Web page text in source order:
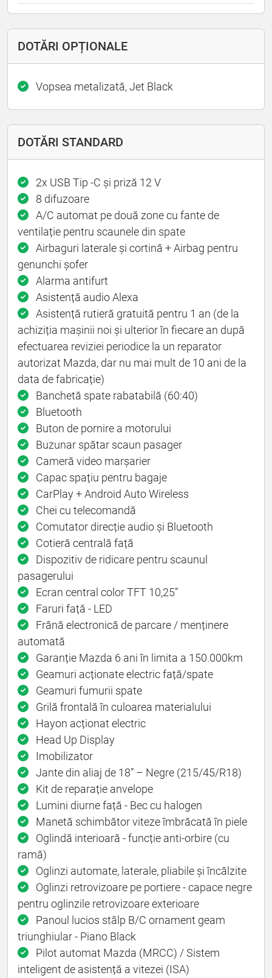
DOTĂRI OPȚIONALE
Vopsea metalizată, Jet Black
DOTĂRI STANDARD
2x USB Tip -C și priză 12 V
8 difuzoare
A/C automat pe două zone cu fante de
ventilație pentru scaunele din spate
Airbaguri laterale și cortină + Airbag pentru
genunchi șofer
Alarma antifurt
Asistență audio Alexa
Asistență rutieră gratuită pentru 1 an (de la
achiziția mașinii noi și ulterior în ﬁecare an după
efectuarea reviziei periodice la un reparator
autorizat Mazda, dar nu mai mult de 10 ani de la
data de fabricație)
Banchetă spate rabatabilă (60:40)
Bluetooth
Buton de pornire a motorului
Buzunar spătar scaun pasager
Cameră video marșarier
Capac spațiu pentru bagaje
CarPlay + Android Auto Wireless
Chei cu telecomandă
Comutator direcție audio și Bluetooth
Cotieră centrală față
Dispozitiv de ridicare pentru scaunul
pasagerului
Ecran central color TFT 10,25”
Faruri față - LED
Frână electronică de parcare / menținere
automată
Garanție Mazda 6 ani în limita a 150.000km
Geamuri acționate electric față/spate
Geamuri fumurii spate
Grilă frontală în culoarea materialului
Hayon acționat electric
Head Up Display
Imobilizator
Jante din aliaj de 18” – Negre (215/45/R18)
Kit de reparație anvelope
Lumini diurne față - Bec cu halogen
Manetă schimbător viteze îmbrăcată în piele
Oglindă interioară - funcție anti-orbire (cu
ramă)
Oglinzi automate, laterale, pliabile și încălzite
Oglinzi retrovizoare pe portiere - capace negre
pentru oglinzile retrovizoare exterioare
Panoul lucios stâlp B/C ornament geam
triunghiular - Piano Black
Pilot automat Mazda (MRCC) / Sistem
inteligent de asistență a vitezei (ISA)